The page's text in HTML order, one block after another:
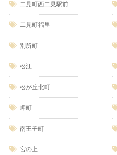
二見町西二見駅前
二見町福里
別所町
松江
松が丘北町
岬町
南王子町
宮の上